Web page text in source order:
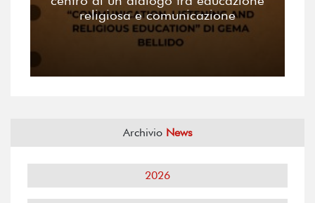
religiosa e comunicazione
Archivio News
2026